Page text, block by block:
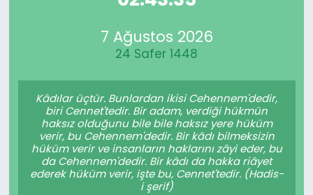
7 Ağustos 2026
24 Safer 1448
Kâdılar üçtür. Bunlardan ikisi Cehennem'dedir,
biri Cennet'tedir. Bir adam, verdiği hükmün
haksız olduğunu bile bile haksız yere hüküm
verir, bu Cehennem'dedir. Bir kâdı bilmeksizin
hüküm verir ve insanların haklarını zâyi eder, bu
da Cehennem'dedir. Bir kâdı da hakka riâyet
ederek hüküm verir, işte bu, Cennet'tedir. (Hadis-
i şerif)